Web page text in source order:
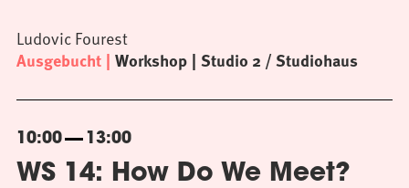
Ausgebucht Workshop Studio 2 / Studiohaus
Ludovic Fourest
10:00 13:00
WS 14: How Do We Meet?